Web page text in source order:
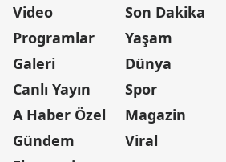
Video
Programlar
Galeri
Canlı Yayın
A Haber Özel
Gündem
Son Dakika
Yaşam
Dünya
Spor
Magazin
Viral